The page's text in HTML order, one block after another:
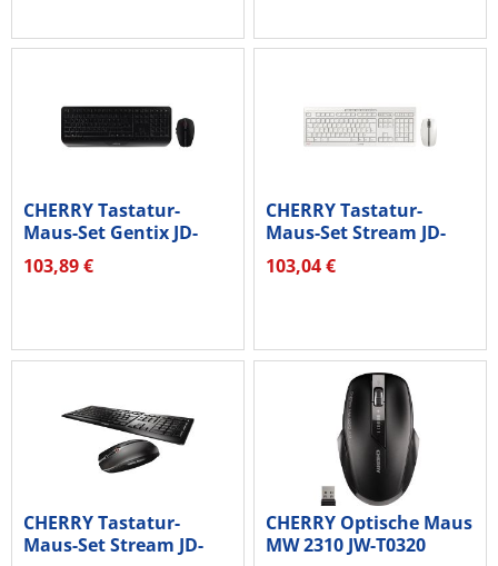
CHERRY Tastatur-
Maus-Set Gentix JD-
7000DE schwarz
103,89 €
CHERRY Tastatur-
Maus-Set Stream JD-
8500DE hellgrau
103,04 €
CHERRY Tastatur-
Maus-Set Stream JD-
CHERRY Optische Maus
MW 2310 JW-T0320